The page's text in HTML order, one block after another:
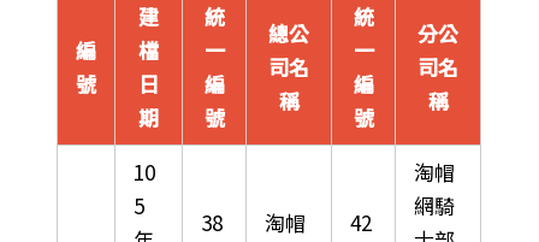
編
號
建
檔
日
期
統
一
編
號
總公
司名
稱
統
一
編
號
分公
司名
稱
10
5
38
淘帽
42
淘帽
網騎